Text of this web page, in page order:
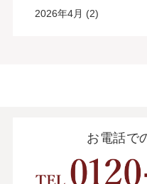
2026年4月 (2)
お電話で